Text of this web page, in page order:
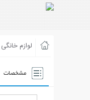
لوازم خانگی
مشخصات